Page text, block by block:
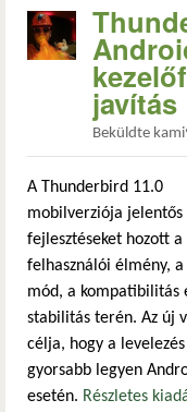
javítás
Beküldte
A Thunderbird 11.0
mobilverziója jelentős
fejlesztéseket hozott a
felhasználói élmény,
mód, a kompatibilitás
stabilitás terén. Az új
célja, hogy a
gyorsabb legyen
esetén. Részletes